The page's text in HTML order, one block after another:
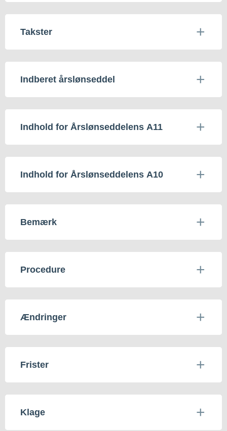
Takster
Indberet årslønseddel
Indhold for Årslønseddelens A11
Indhold for Årslønseddelens A10
Bemærk
Procedure
Ændringer
Frister
Klage